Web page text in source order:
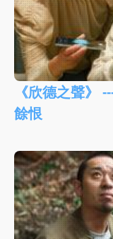
《欣德之聲》
餘恨